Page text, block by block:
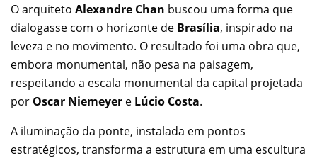
O arquiteto Alexandre Chan buscou uma forma que
dialogasse com o horizonte de Brasília, inspirado na
leveza e no movimento. O resultado foi uma obra que,
embora monumental, não pesa na paisagem,
respeitando a escala monumental da capital projetada
por Oscar Niemeyer e Lúcio Costa.
A iluminação da ponte, instalada em pontos
estratégicos, transforma a estrutura em uma escultura